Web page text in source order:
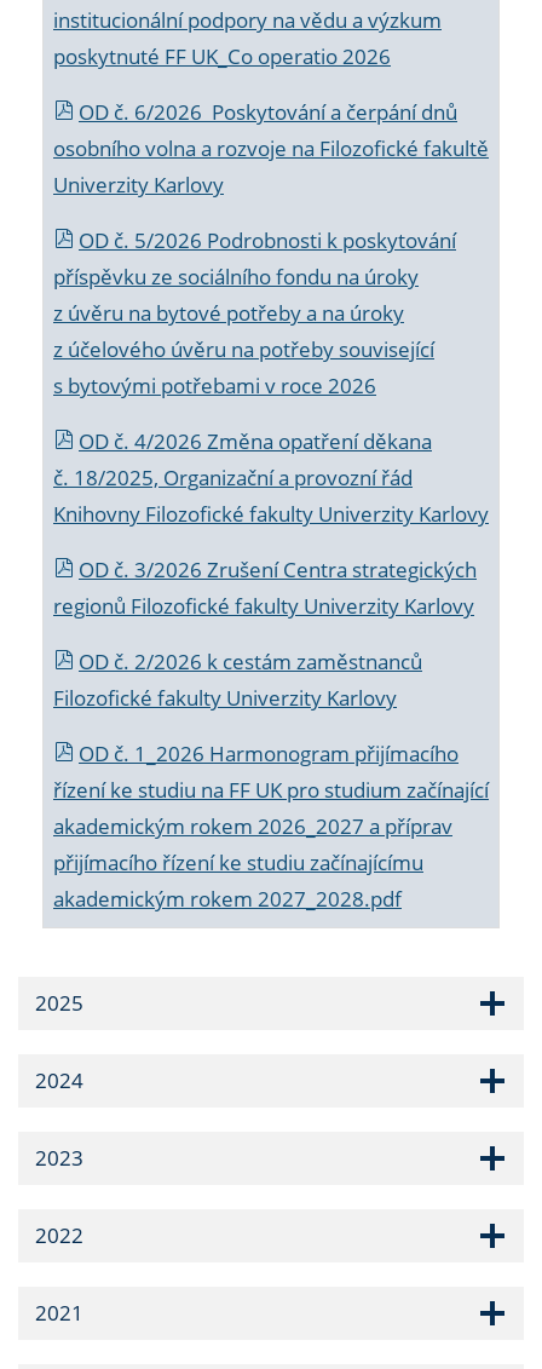
institucionální podpory na vědu a výzkum
poskytnuté FF UK_Co operatio 2026
OD č. 6/2026 Poskytování a čerpání dnů
osobního volna a rozvoje na Filozofické fakultě
Univerzity Karlovy
OD č. 5/2026 Podrobnosti k poskytování
příspěvku ze sociálního fondu na úroky
z úvěru na bytové potřeby a na úroky
z účelového úvěru na potřeby související
s bytovými potřebami v roce 2026
OD č. 4/2026 Změna opatření děkana
č. 18/2025, Organizační a provozní řád
Knihovny Filozofické fakulty Univerzity Karlovy
OD č. 3/2026 Zrušení Centra strategických
regionů Filozofické fakulty Univerzity Karlovy
OD č. 2/2026 k cestám zaměstnanců
Filozofické fakulty Univerzity Karlovy
OD č. 1_2026 Harmonogram přijímacího
řízení ke studiu na FF UK pro studium začínající
akademickým rokem 2026_2027 a příprav
přijímacího řízení ke studiu začínajícímu
akademickým rokem 2027_2028.pdf
2025
2024
2023
2022
2021